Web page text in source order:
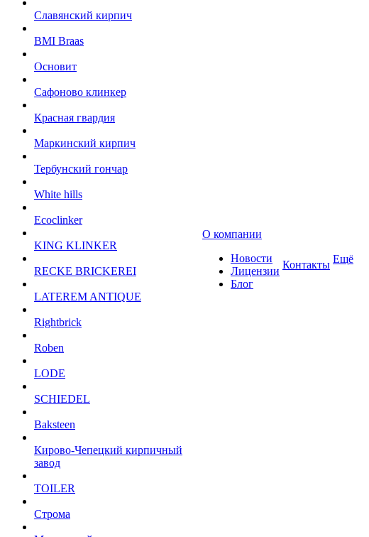
Славянский кирпич
BMI Braas
Основит
Сафоново клинкер
Красная гвардия
Маркинский кирпич
Тербунский гончар
White hills
Ecoclinker
KING KLINKER
RECKE BRICKEREI
LATEREM ANTIQUE
Rightbrick
Roben
LODE
SCHIEDEL
Baksteen
Кирово-Чепецкий кирпичный
завод
TOILER
Строма
О компании
Новости
Лицензии
Блог
Контакты Ещё